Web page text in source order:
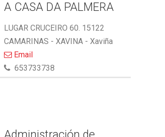
A CASA DA PALMERA
LUGAR CRUCEIRO 60. 15122
CAMARINAS - XAVINA - Xaviña
Email
653733738